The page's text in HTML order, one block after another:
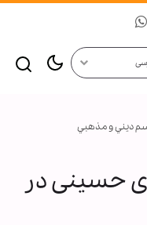
ديني و مذهبي
حسینی در